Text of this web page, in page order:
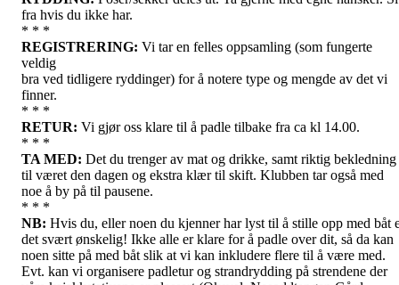
fra hvis du ikke har.
* * *
REGISTRERING: Vi tar en felles oppsamling (som fungerte
veldig
bra ved tidligere ryddinger) for å notere type og mengde av det vi
finner.
* * *
RETUR: Vi gjør oss klare til å padle tilbake fra ca kl 14.00.
* * *
TA MED: Det du trenger av mat og drikke, samt riktig bekledning
til været den dagen og ekstra klær til skift. Klubben tar også med
noe å by på til pausene.
* * *
NB: Hvis du, eller noen du kjenner har lyst til å stille opp med båt
det svært ønskelig! Ikke alle er klare for å padle over dit, så da kan
noen sitte på med båt slik at vi kan inkludere flere til å være med.
Evt. kan vi organisere padletur og strandrydding på strendene der